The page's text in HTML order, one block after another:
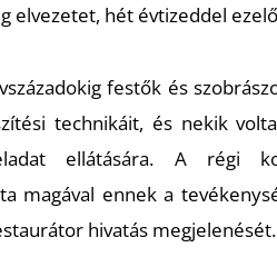
elvezetet, hét évtizeddel
festők és
technikáit, és nekik
ellátására. A régi
magával ennek a
hivatás megjelenését.